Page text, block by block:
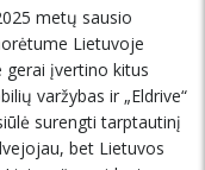
metų sausio
Lietuvoje
gerai įvertino kitus
varžybas ir „Eldrive“
surengti tarptautinį
bet Lietuvos